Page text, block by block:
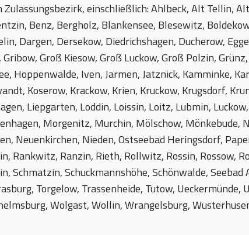
einschließlich: Ahlbeck, Alt Tellin,
Benz, Bergholz, Blankensee, Blesewitz,
Dargen, Dersekow, Diedrichshagen, Ducherow,
Groß Kiesow, Groß Luckow, Groß Polzin,
Hoppenwalde, Iven, Jarmen, Jatznick, Kamminke,
Koserow, Krackow, Krien, Kruckow, Krugsdorf,
Liepgarten, Loddin, Loissin, Loitz, Lubmin,
Morgenitz, Murchin, Mölschow, Mönkebude,
Neuenkirchen, Nieden, Ostseebad Heringsdorf,
Rankwitz, Ranzin, Rieth, Rollwitz, Rossin, Rossow,
Schmatzin, Schuckmannshöhe, Schönwalde,
Torgelow, Trassenheide, Tutow, Ueckermünde,
Wolgast, Wollin, Wrangelsburg,